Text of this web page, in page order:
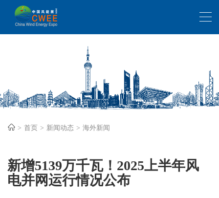
首页 新闻动态 海外新闻
新增5139万千瓦！2025上半年风
电并网运行情况公布